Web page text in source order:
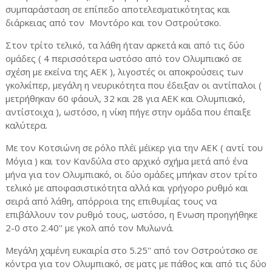
συμπαράσταση σε επίπεδο αποτελεσματικότητας και
διάρκειας από τον Μοντόρο και τον Οστρούτσκο.
Στον τρίτο τελικό, τα λάθη ήταν αρκετά και από τις δύο
ομάδες ( 4 περισσότερα ωστόσο από τον Ολυμπιακό σε
σχέση με εκείνα της ΑΕΚ ), λιγοστές οι αποκρούσεις των
γκολκίπερ, μεγάλη η νευρικότητα που έδειξαν οι αντίπαλοι (
μετρήθηκαν 60 φάουλ, 32 και 28 για ΑΕΚ και Ολυμπιακό,
αντίστοιχα ), ωστόσο, η νίκη πήγε στην ομάδα που έπαιξε
καλύτερα.
Με τον Κοτσιώνη σε ρόλο πλέϊ μέϊκερ για την ΑΕΚ ( αντί του
Μόγια ) και τον Κανδύλα στο αρχικό σχήμα μετά από ένα
μήνα για τον Ολυμπιακό, οι δύο ομάδες μπήκαν στον τρίτο
τελικό με αποφασιστικότητα αλλά και γρήγορο ρυθμό και
σειρά από λάθη, απόρροια της επιθυμίας τους να
επιβάλλουν τον ρυθμό τους, ωστόσο, η Ενωση προηγήθηκε
2-0 στο 2.40'' με γκολ από τον Μυλωνά.
Μεγάλη χαμένη ευκαιρία στο 5.25'' από τον Οστρούτσκο σε
κόντρα για τον Ολυμπιακό, σε ματς με πάθος και από τις δύο